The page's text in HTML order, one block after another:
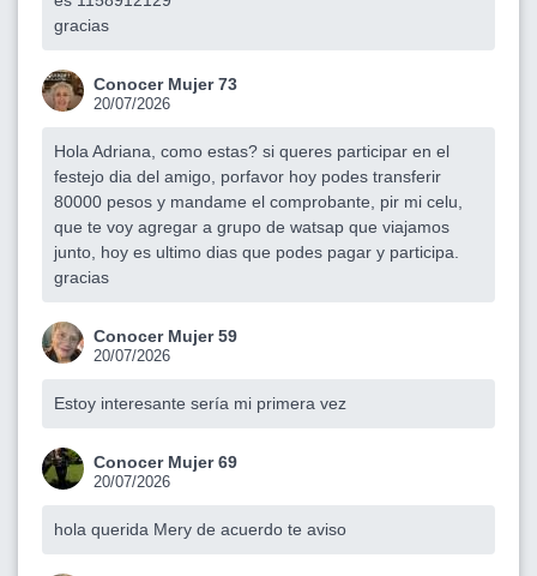
gracias
Conocer Mujer 73
20/07/2026
Hola Adriana, como estas? si queres participar en el
festejo dia del amigo, porfavor hoy podes transferir
80000 pesos y mandame el comprobante, pir mi celu,
que te voy agregar a grupo de watsap que viajamos
junto, hoy es ultimo dias que podes pagar y participa.
gracias
Conocer Mujer 59
20/07/2026
Estoy interesante sería mi primera vez
Conocer Mujer 69
20/07/2026
hola querida Mery de acuerdo te aviso